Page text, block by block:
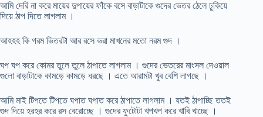
আমি দেরি না করে মায়ের দুপায়ের ফাঁকে বসে বাড়াটাকে গুদের ভেতর ঠেলে ঢুকিয়ে
দিয়ে ঠাপ দিতে লাগলাম ।
আহহহ কি গরম ভিতরটা আর রসে ভরা মাখনের মতো নরম গুদ ।
ঘপ ঘপ করে কোমর তুলে তুলে ঠাপাতে লাগলাম । গুদের ভেতরের মাংসল দেওয়াল
গুলো বাড়াটাকে কামড়ে কামড়ে ধরছে । এতে আরামটা খুব বেশি লাগছে ।
আমি মাই টিপতে টিপতে ঘপাত ঘপাত করে ঠাপাতে লাগলাম । যতই ঠাপাচ্ছি ততই
গুদ দিয়ে হরহর করে রস বেরোচ্ছে । গুদের ফুটোটা খপখপ করে খাবি খাচ্ছে ।